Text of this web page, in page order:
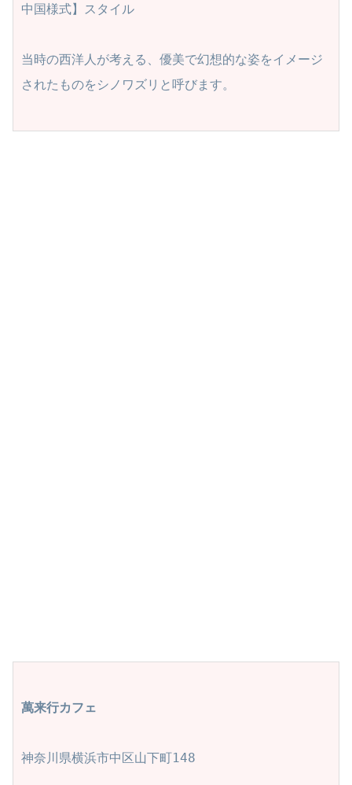
中国様式】スタイル
当時の西洋人が考える、優美で幻想的な姿をイメージ
されたものをシノワズリと呼びます。
萬来行カフェ
神奈川県横浜市中区山下町148